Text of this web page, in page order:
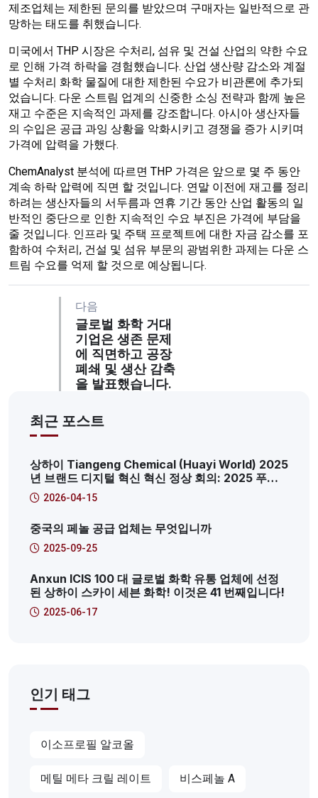
제조업체는 제한된 문의를 받았으며 구매자는 일반적으로 관
망하는 태도를 취했습니다.
미국에서 THP 시장은 수처리, 섬유 및 건설 산업의 약한 수요
로 인해 가격 하락을 경험했습니다. 산업 생산량 감소와 계절
별 수처리 화학 물질에 대한 제한된 수요가 비관론에 추가되
었습니다. 다운 스트림 업계의 신중한 소싱 전략과 함께 높은
재고 수준은 지속적인 과제를 강조합니다. 아시아 생산자들
의 수입은 공급 과잉 상황을 악화시키고 경쟁을 증가 시키며
가격에 압력을 가했다.
ChemAnalyst 분석에 따르면 THP 가격은 앞으로 몇 주 동안
계속 하락 압력에 직면 할 것입니다. 연말 이전에 재고를 정리
하려는 생산자들의 서두름과 연휴 기간 동안 산업 활동의 일
반적인 중단으로 인한 지속적인 수요 부진은 가격에 부담을
줄 것입니다. 인프라 및 주택 프로젝트에 대한 자금 감소를 포
함하여 수처리, 건설 및 섬유 부문의 광범위한 과제는 다운 스
트림 수요를 억제 할 것으로 예상됩니다.
다음
글로벌 화학 거대
기업은 생존 문제
에 직면하고 공장
폐쇄 및 생산 감축
을 발표했습니다.
최근 포스트
상하이 Tiangeng Chemical (Huayi World) 2025
년 브랜드 디지털 혁신 혁신 정상 회의: 2025 푸동
신지역 생산 인터넷 서비스 플랫폼 특성 사례
2026-04-15
중국의 페놀 공급 업체는 무엇입니까
2025-09-25
Anxun ICIS 100 대 글로벌 화학 유통 업체에 선정
된 상하이 스카이 세븐 화학! 이것은 41 번째입니다!
2025-06-17
인기 태그
이소프로필 알코올
메틸 메타 크릴 레이트 비스페놀 A